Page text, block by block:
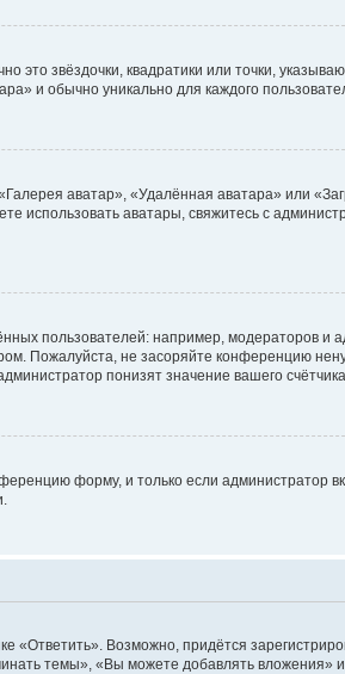
это звёздочки, квадратики или точки,
и обычно уникально для каждого
аватар», «Удалённая аватара» или
использовать аватары, свяжитесь с
пользователей: например, модераторов и
Пожалуйста, не засоряйте конференцию
понизят значение вашего
форму, и только если администратор
Возможно, придётся
темы», «Вы можете добавлять вложения» и